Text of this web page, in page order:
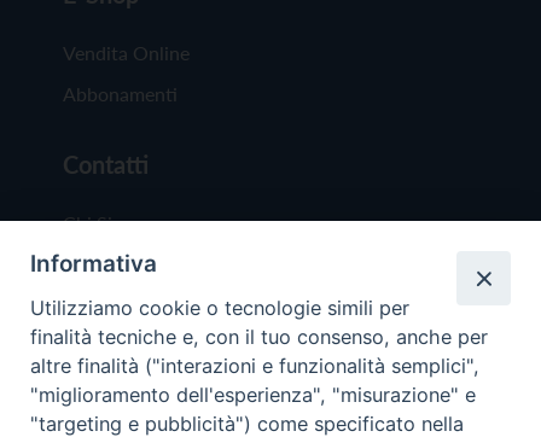
Vendita Online
Abbonamenti
Contatti
Chi Siamo
Redazione
Scrivici
Informativa
Utilizziamo cookie o tecnologie simili per
finalità tecniche e, con il tuo consenso, anche per
altre finalità ("interazioni e funzionalità semplici",
"miglioramento dell'esperienza", "misurazione" e
"targeting e pubblicità") come specificato nella